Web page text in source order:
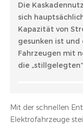
Die
sich
Kapazität von
gesunken ist und
Fahrzeugen mit
die
Mit der schnellen
Elektrofahrzeuge